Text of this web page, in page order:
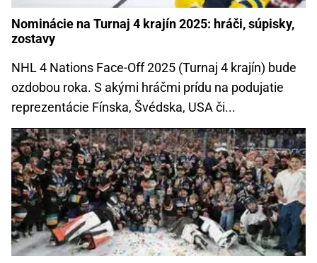
Nominácie na Turnaj 4 krajín 2025: hráči, súpisky,
zostavy
NHL 4 Nations Face-Off 2025 (Turnaj 4 krajín) bude
ozdobou roka. S akými hráčmi prídu na podujatie
reprezentácie Fínska, Švédska, USA či...